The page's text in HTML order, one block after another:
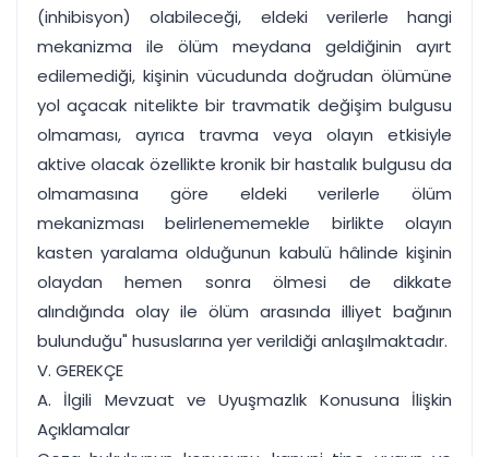
(inhibisyon) olabileceği, eldeki verilerle hangi
mekanizma ile ölüm meydana geldiğinin ayırt
edilemediği, kişinin vücudunda doğrudan ölümüne
yol açacak nitelikte bir travmatik değişim bulgusu
olmaması, ayrıca travma veya olayın etkisiyle
aktive olacak özellikte kronik bir hastalık bulgusu da
olmamasına göre eldeki verilerle ölüm
mekanizması belirlenememekle birlikte olayın
kasten yaralama olduğunun kabulü hâlinde kişinin
olaydan hemen sonra ölmesi de dikkate
alındığında olay ile ölüm arasında illiyet bağının
bulunduğu" hususlarına yer verildiği anlaşılmaktadır.
V. GEREKÇE
A. İlgili Mevzuat ve Uyuşmazlık Konusuna İlişkin
Açıklamalar